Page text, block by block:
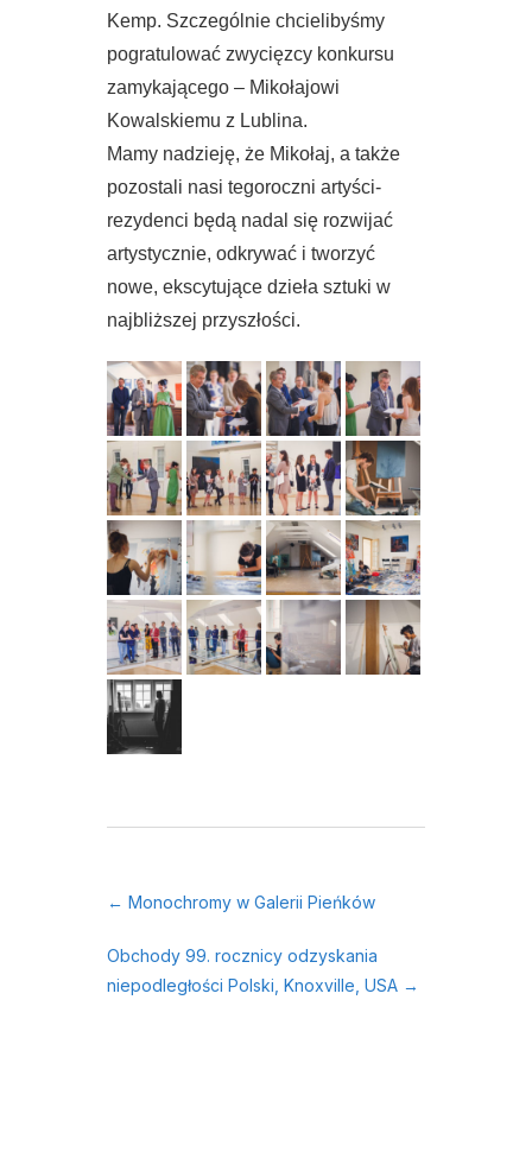
Kemp. Szczególnie chcielibyśmy
pogratulować zwycięzcy konkursu
zamykającego – Mikołajowi
Kowalskiemu z Lublina.
Mamy nadzieję, że Mikołaj, a także
pozostali nasi tegoroczni artyści-
rezydenci będą nadal się rozwijać
artystycznie, odkrywać i tworzyć
nowe, ekscytujące dzieła sztuki w
najbliższej przyszłości.
← Monochromy w Galerii Pieńków
Obchody 99. rocznicy odzyskania
niepodległości Polski, Knoxville, USA →